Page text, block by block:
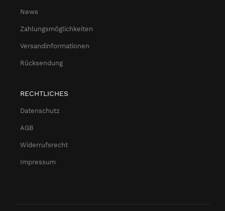
News
Zahlungsmöglichkeiten
Versandinformationen
Rücksendung
RECHTLICHES
Datenschutz
AGB
Widerrufsrecht
Impressum